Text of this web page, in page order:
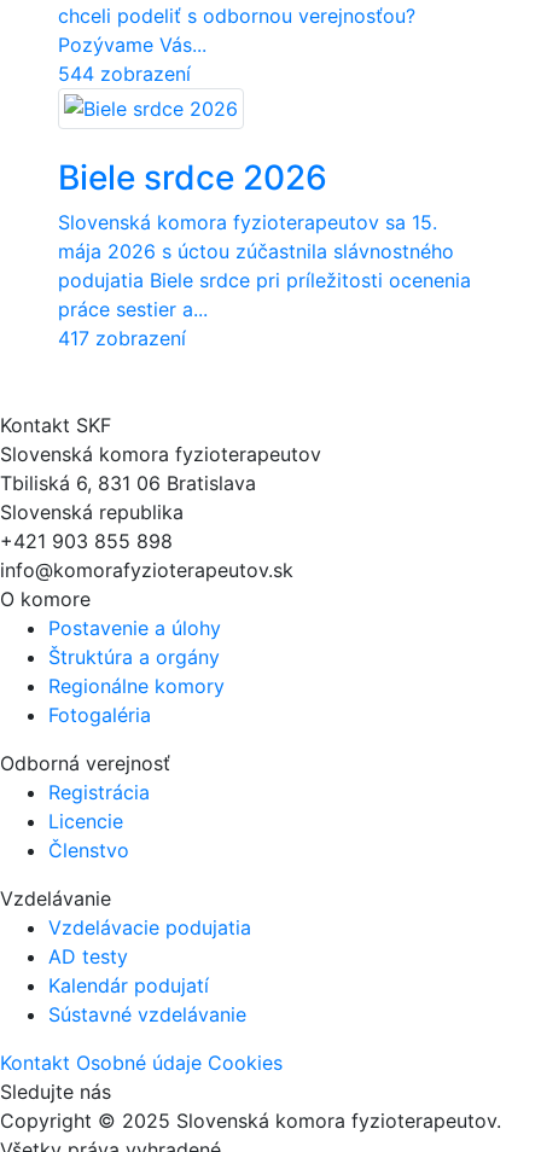
chceli podeliť s odbornou verejnosťou?
Pozývame Vás...
544 zobrazení
Biele srdce 2026
Slovenská komora fyzioterapeutov sa 15.
mája 2026 s úctou zúčastnila slávnostného
podujatia Biele srdce pri príležitosti ocenenia
práce sestier a...
417 zobrazení
Kontakt SKF
Slovenská komora fyzioterapeutov
Tbiliská 6, 831 06 Bratislava
Slovenská republika
+421 903 855 898
info@komorafyzioterapeutov.sk
O komore
Postavenie a úlohy
Štruktúra a orgány
Regionálne komory
Fotogaléria
Odborná verejnosť
Registrácia
Licencie
Členstvo
Vzdelávanie
Vzdelávacie podujatia
AD testy
Kalendár podujatí
Sústavné vzdelávanie
Kontakt Osobné údaje Cookies
Sledujte nás
Copyright © 2025 Slovenská komora fyzioterapeutov.